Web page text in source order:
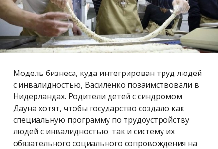
Модель бизнеса, куда интегрирован труд людей
с инвалидностью, Василенко позаимствовали в
Нидерландах. Родители детей с синдромом
Дауна хотят, чтобы государство создало как
специальную программу по трудоустройству
людей с инвалидностью, так и систему их
обязательного социального сопровождения на